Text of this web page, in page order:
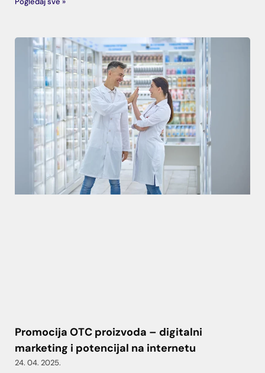
Promocija OTC proizvoda – digitalni
marketing i potencijal na internetu
24. 04. 2025.